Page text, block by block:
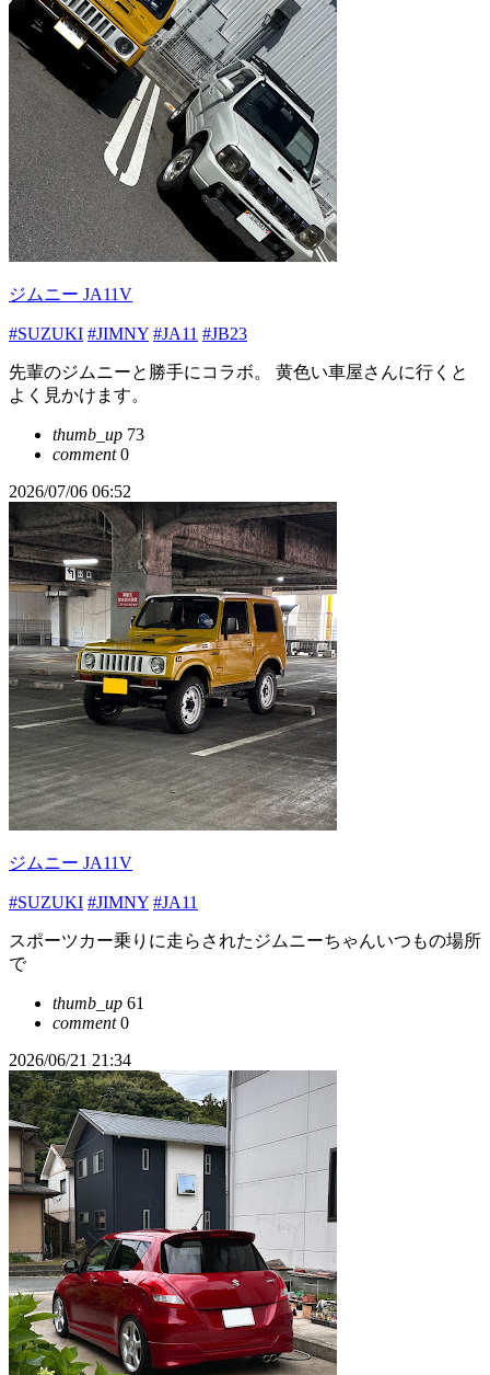
ジムニー JA11V
#SUZUKI #JIMNY #JA11 #JB23
先輩のジムニーと勝手にコラボ。 黄色い車屋さんに行くと
よく見かけます。
thumb_up 73
comment0
2026/07/06 06:52
ジムニー JA11V
#SUZUKI #JIMNY #JA11
スポーツカー乗りに走らされたジムニーちゃんいつもの場所
で
thumb_up 61
comment0
2026/06/21 21:34